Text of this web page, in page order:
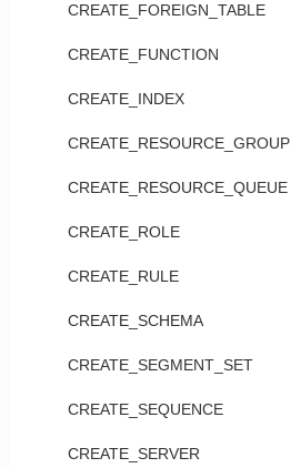
CREATE_FOREIGN_TABLE
CREATE_FUNCTION
CREATE_INDEX
CREATE_RESOURCE_GROUP
CREATE_RESOURCE_QUEUE
CREATE_ROLE
CREATE_RULE
CREATE_SCHEMA
CREATE_SEGMENT_SET
CREATE_SEQUENCE
CREATE_SERVER